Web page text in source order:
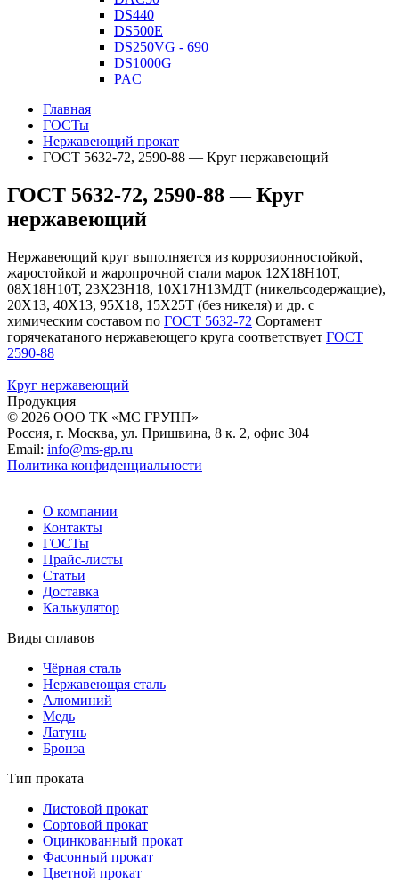
DS440
DS500E
DS250VG - 690
DS1000G
PAC
Главная
ГОСТы
Нержавеющий прокат
ГОСТ 5632-72, 2590-88 — Круг нержавеющий
ГОСТ 5632-72, 2590-88 — Круг
нержавеющий
Нержавеющий круг выполняется из коррозионностойкой,
жаростойкой и жаропрочной стали марок 12Х18Н10Т,
08Х18Н10Т, 23Х23Н18, 10Х17Н13МДТ (никельсодержащие),
20Х13, 40Х13, 95Х18, 15Х25Т (без никеля) и др. с
химическим составом по ГОСТ 5632-72 Сортамент
горячекатаного нержавеющего круга соответствует ГОСТ
2590-88
Круг нержавеющий
Продукция
© 2026 ООО ТК «МС ГРУПП»
Россия, г. Москва, ул. Пришвина, 8 к. 2, офис 304
Email: info@ms-gp.ru
Политика конфиденциальности
О компании
Контакты
ГОСТы
Прайс-листы
Статьи
Доставка
Калькулятор
Виды сплавов
Чёрная сталь
Нержавеющая сталь
Алюминий
Медь
Латунь
Бронза
Тип проката
Листовой прокат
Сортовой прокат
Оцинкованный прокат
Фасонный прокат
Цветной прокат